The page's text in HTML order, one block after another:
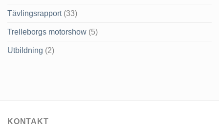
Tävlingsrapport(33)
Trelleborgs motorshow (5)
Utbildning (2)
KONTAKT